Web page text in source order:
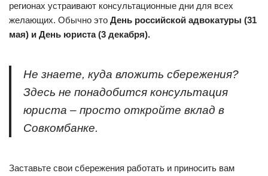
регионах устраивают консультационные дни для всех
желающих. Обычно это День российской адвокатуры (31
мая) и День юриста (3 декабря).
Не знаете, куда вложить сбережения?
Здесь не понадобится консультация
юриста – просто откройте вклад в
Совкомбанке.
Заставьте свои сбережения работать и приносить вам